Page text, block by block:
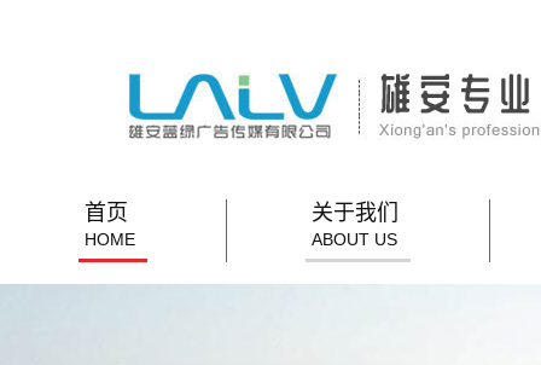
首页
HOME
关于我们
ABOUT US